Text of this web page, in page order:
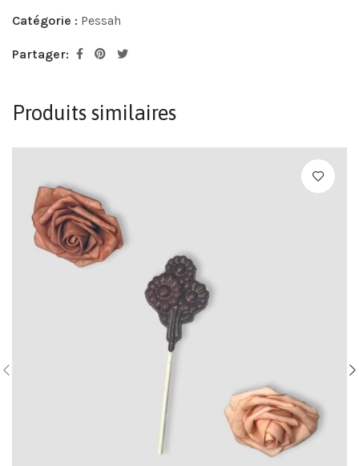
Catégorie : Pessah
Partager:
Produits similaires